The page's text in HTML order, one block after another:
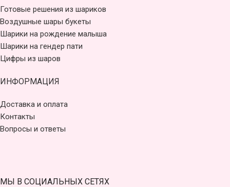
Готовые решения из шариков
Воздушные шары букеты
Шарики на рождение малыша
Шарики на гендер пати
Цифры из шаров
ИНФОРМАЦИЯ
Доставка и оплата
Контакты
Вопросы и ответы
МЫ В СОЦИАЛЬНЫХ СЕТЯХ